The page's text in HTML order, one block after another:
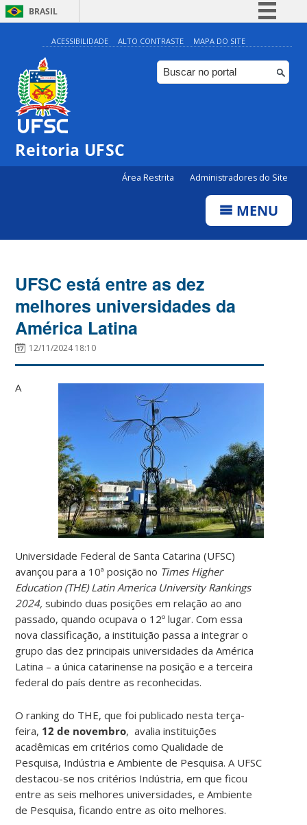
BRASIL
Simplifique!
Comunica BR
Participe
ACESSIBILIDADE ALTO CONTRASTE MAPA DO SITE
Reitoria UFSC
Área Restrita Administradores do Site
MENU
UFSC está entre as dez
melhores universidades da
América Latina
12/11/2024 18:10
A
Universidade Federal de Santa Catarina (UFSC)
avançou para a 10ª posição no Times Higher
Education (THE) Latin America University Rankings
2024, subindo duas posições em relação ao ano
passado, quando ocupava o 12º lugar. Com essa
nova classificação, a instituição passa a integrar o
grupo das dez principais universidades da América
Latina – a única catarinense na posição e a terceira
federal do país dentre as reconhecidas.
O ranking do THE, que foi publicado nesta terça-
feira, 12 de novembro, avalia instituições
acadêmicas em critérios como Qualidade de
Pesquisa, Indústria e Ambiente de Pesquisa. A UFSC
destacou-se nos critérios Indústria, em que ficou
entre as seis melhores universidades, e Ambiente
de Pesquisa, ficando entre as oito melhores.